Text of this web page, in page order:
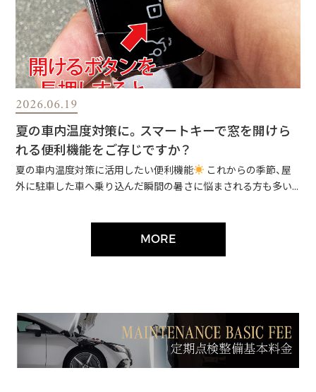
2026.06.19
夏の車内温度対策に。スマートキーで窓を開けら
れる便利機能をご存じですか？
夏の車内温度対策に活用したい便利機能
これからの季節、屋
外に駐車した車へ乗り込んだ瞬間の暑さに悩まされる方も多い...
MORE